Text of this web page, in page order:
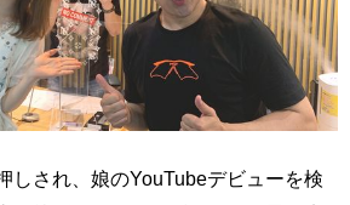
しされ、娘のYouTubeデビューを検